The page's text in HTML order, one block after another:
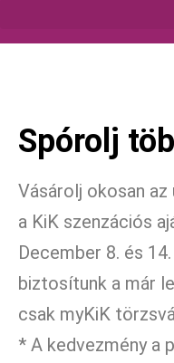
Spórolj
Vásárolj okosan
a KiK szenzációs
December 8. és
biztosítunk a már
csak myKiK
* A kedvezmény a